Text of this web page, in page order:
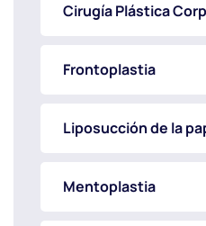
Cirugía Plástica
Frontoplastia
Liposucción de la
Mentoplastia